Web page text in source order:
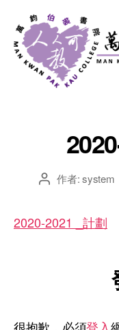
作者:system
2020-2021 _計劃